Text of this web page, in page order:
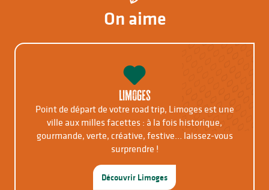
On aime
Limoges
Point de départ de votre road trip, Limoges est une
ville aux milles facettes : à la fois historique,
gourmande, verte, créative, festive… laissez-vous
surprendre !
Découvrir Limoges